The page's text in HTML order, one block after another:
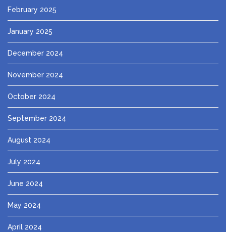
February 2025
January 2025
December 2024
November 2024
October 2024
September 2024
August 2024
July 2024
June 2024
May 2024
April 2024